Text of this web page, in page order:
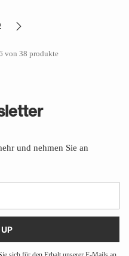
von 38 produkte
und nehmen Sie an